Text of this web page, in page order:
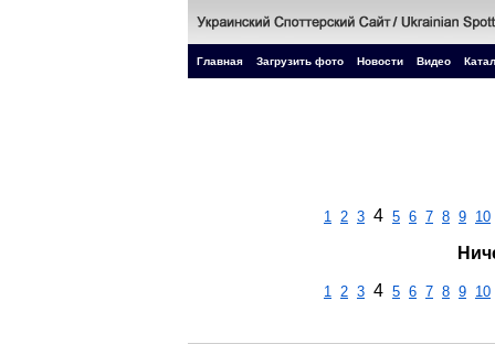
Главная Загрузить фото Новости Видео
1 2 3 4 5 6 7 8 9 10
1 2 3 4 5 6 7 8 9 10